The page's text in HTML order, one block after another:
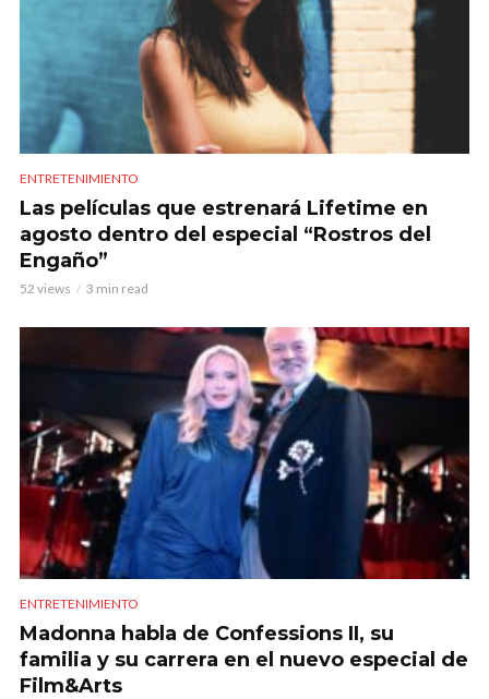
ENTRETENIMIENTO
Las películas que estrenará Lifetime en
agosto dentro del especial “Rostros del
Engaño”
52 views 3 min read
ENTRETENIMIENTO
Madonna habla de Confessions II, su
familia y su carrera en el nuevo especial de
Film&Arts